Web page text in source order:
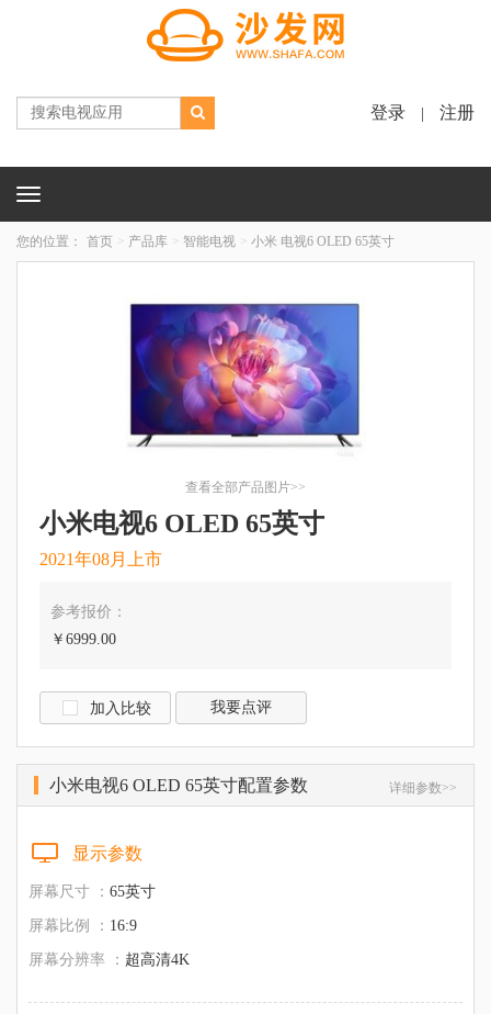
登录 注册
Toggle
您的位置： 首页 产品库 智能电视 小米 电视6 OLED 65英寸
查看全部产品图片>>
小米电视6 OLED 65英寸
2021年08月上市
参考报价：
￥6999.00
加入比较 我要点评
小米电视6 OLED 65英寸配置参数 详细参数>>
显示参数
屏幕尺寸 ： 65英寸
屏幕比例 ： 16:9
屏幕分辨率 ： 超高清4K